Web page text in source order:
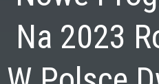
Na 2023